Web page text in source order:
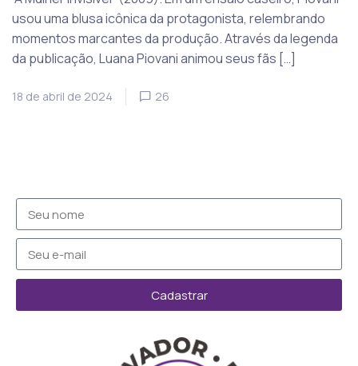
usou uma blusa icônica da protagonista, relembrando
momentos marcantes da produção. Através da legenda
da publicação, Luana Piovani animou seus fãs […]
18 de abril de 2024 26
Cadastrar